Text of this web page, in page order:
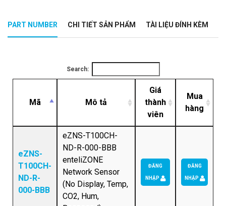
PART NUMBER CHI TIẾT SẢN PHẨM TÀI LIỆU ĐÍNH KÈM
Search:
Mã Mô tả
Giá
thành
viên
Mua
hàng
eZNS-
T100CH-
ND-R-
000-BBB
eZNS-T100CH-
ND-R-000-BBB
enteliZONE
Network Sensor
(No Display, Temp,
CO2, Hum,
ĐĂNG
NHẬP
ĐĂNG
NHẬP